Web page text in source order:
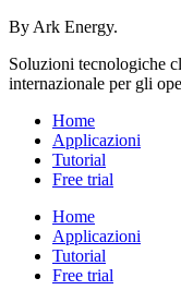
By Ark Energy.
Soluzioni tecnologiche
internazionale per gli
Home
Applicazioni
Tutorial
Free trial
Home
Applicazioni
Tutorial
Free trial